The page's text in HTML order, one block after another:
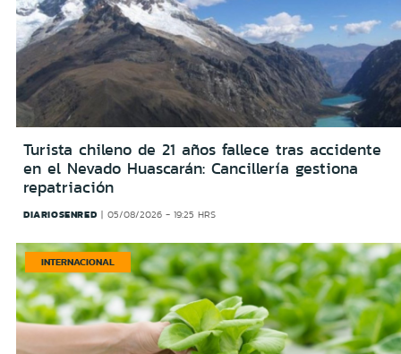
Turista chileno de 21 años fallece tras accidente
en el Nevado Huascarán: Cancillería gestiona
repatriación
DIARIOSENRED 05/08/2026 - 19:25 HRS
INTERNACIONAL